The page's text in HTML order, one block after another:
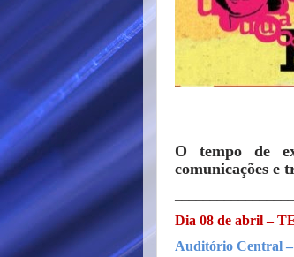
O tempo de
comunicações e
Dia 08 de abril –
Auditório Central